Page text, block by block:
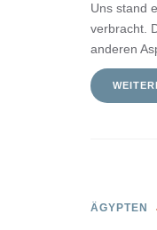
Uns stand
verbracht.
anderen
ÄGYPTEN